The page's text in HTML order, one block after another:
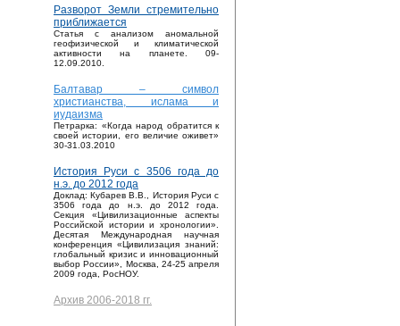
Разворот Земли стремительно
приближается
Статья с анализом аномальной
геофизической и климатической
активности на планете. 09-
12.09.2010.
Балтавар – символ
христианства, ислама и
иудаизма
Петрарка: «Когда народ обратится к
своей истории, его величие оживет»
30-31.03.2010
История Руси с 3506 года до
н.э. до 2012 года
Доклад: Кубарев В.В., История Руси с
3506 года до н.э. до 2012 года.
Секция «Цивилизационные аспекты
Российской истории и хронологии».
Десятая Международная научная
конференция «Цивилизация знаний:
глобальный кризис и инновационный
выбор России», Москва, 24-25 апреля
2009 года, РосНОУ.
Архив 2006-2018 гг.